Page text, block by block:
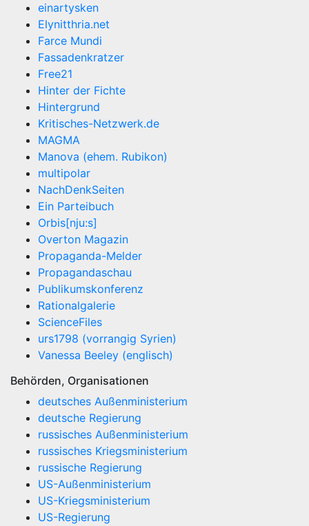
einartysken
Elynitthria.net
Farce Mundi
Fassadenkratzer
Free21
Hinter der Fichte
Hintergrund
Kritisches-Netzwerk.de
MAGMA
Manova (ehem. Rubikon)
multipolar
NachDenkSeiten
Ein Parteibuch
Orbis[nju:s]
Overton Magazin
Propaganda-Melder
Propagandaschau
Publikumskonferenz
Rationalgalerie
ScienceFiles
urs1798 (vorrangig Syrien)
Vanessa Beeley (englisch)
Behörden, Organisationen
deutsches Außenministerium
deutsche Regierung
russisches Außenministerium
russisches Kriegsministerium
russische Regierung
US-Außenministerium
US-Kriegsministerium
US-Regierung